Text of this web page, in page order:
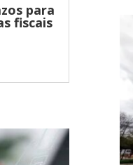
para
fiscais